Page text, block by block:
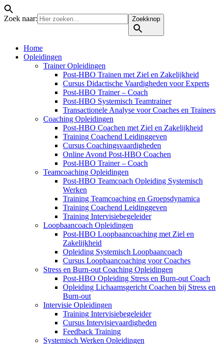
Zoek naar: Zoekknop
Home
Opleidingen
Trainer Opleidingen
Post-HBO Trainen met Ziel en Zakelijkheid
Cursus Didactische Vaardigheden voor Experts
Post-HBO Trainer – Coach
Post-HBO Systemisch Teamtrainer
Transactionele Analyse voor Coaches en Trainers
Coaching Opleidingen
Post-HBO Coachen met Ziel en Zakelijkheid
Training Coachend Leidinggeven
Cursus Coachingsvaardigheden
Online Avond Post-HBO Coachen
Post-HBO Trainer – Coach
Teamcoaching Opleidingen
Post-HBO Teamcoach Opleiding Systemisch
Werken
Training Teamcoaching en Groepsdynamica
Training Coachend Leidinggeven
Training Intervisiebegeleider
Loopbaancoach Opleidingen
Post-HBO Loopbaancoaching met Ziel en
Zakelijkheid
Opleiding Systemisch Loopbaancoach
Cursus Loopbaancoaching voor Coaches
Stress en Burn-out Coaching Opleidingen
Post-HBO Opleiding Stress en Burn-out Coach
Opleiding Lichaamsgericht Coachen bij Stress en
Burn-out
Intervisie Opleidingen
Training Intervisiebegeleider
Cursus Intervisievaardigheden
Feedback Training
Systemisch Werken Opleidingen